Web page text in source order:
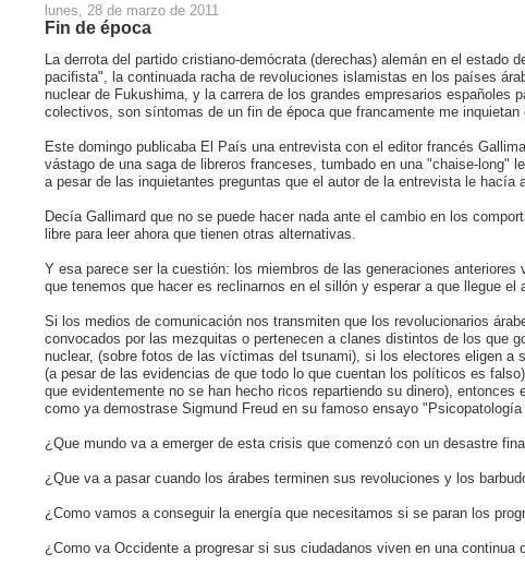
lunes, 28 de marzo de 2011
Fin de época
La derrota del partido cristiano-demócrata (derechas) alemán en el estado
pacifista", la continuada racha de revoluciones islamistas en los países
nuclear de Fukushima, y la carrera de los grandes empresarios españoles
colectivos, son síntomas de un fin de época que francamente me inquietan
Este domingo publicaba El País una entrevista con el editor francés
vástago de una saga de libreros franceses, tumbado en una "chaise-long"
a pesar de las inquietantes preguntas que el autor de la entrevista le hacía
Decía Gallimard que no se puede hacer nada ante el cambio en los
libre para leer ahora que tienen otras alternativas.
Y esa parece ser la cuestión: los miembros de las generaciones
que tenemos que hacer es reclinarnos en el sillón y esperar a que llegue el
Si los medios de comunicación nos transmiten que los revolucionarios
convocados por las mezquitas o pertenecen a clanes distintos de los que
nuclear, (sobre fotos de las víctimas del tsunami), si los electores eligen a
(a pesar de las evidencias de que todo lo que cuentan los políticos es
que evidentemente no se han hecho ricos repartiendo su dinero),
como ya demostrase Sigmund Freud en su famoso ensayo
¿Que mundo va a emerger de esta crisis que comenzó con un desastre
¿Que va a pasar cuando los árabes terminen sus revoluciones y los
¿Como vamos a conseguir la energía que necesitamos si se paran los
¿Como va Occidente a progresar si sus ciudadanos viven en una